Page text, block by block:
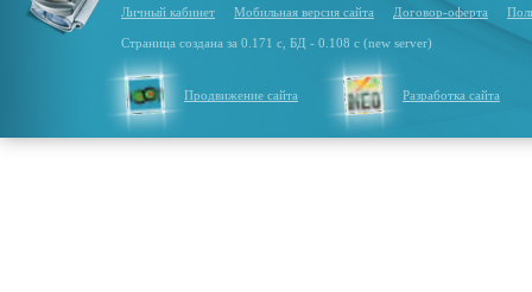
Личный кабинет Мобильная версия сайта Договор-оферта
Страница создана за 0.171 с, БД - 0.108 с (new server)
Продвижение сайта Разработка сайта